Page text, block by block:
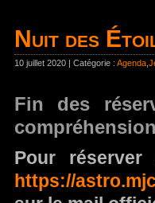
Nuit des
10 juillet 2020 | Catégorie : Agenda
Fin des
Pour
https://